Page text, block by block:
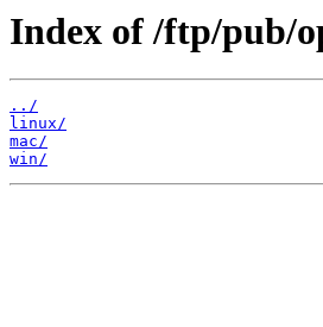
Index of /ftp/pub/
../
linux/
mac/
win/